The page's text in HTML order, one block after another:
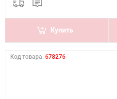
Купить
Код товара: 678276